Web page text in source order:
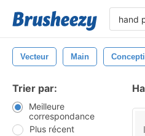
Vecteur Main
Trier par:
Meilleure
correspondance
Plus récent